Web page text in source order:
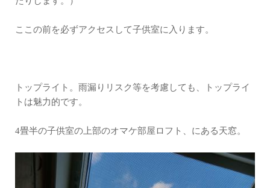
ここの前を必ずアクセスして子供室に入ります。
トップライト。雨漏りリスク等を考慮しても、トップライ
トは魅力的です。
4畳半の子供室の上部のオマケ部屋ロフト、にある天窓。